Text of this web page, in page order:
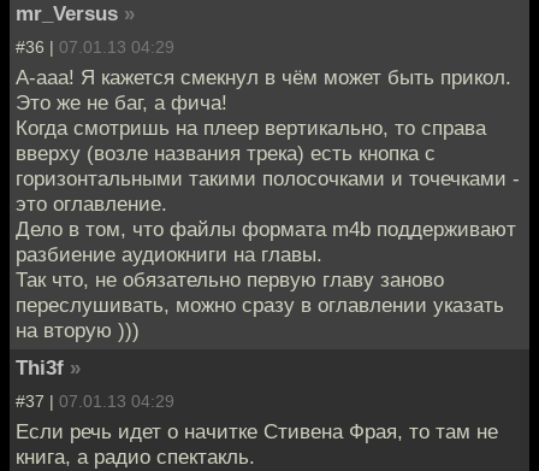
mr_Versus »
#36 | 07.01.13 04:29
А-ааа! Я кажется смекнул в чём может быть прикол.
Это же не баг, а фича!
Когда смотришь на плеер вертикально, то справа
вверху (возле названия трека) есть кнопка с
горизонтальными такими полосочками и точечками -
это оглавление.
Дело в том, что файлы формата m4b поддерживают
разбиение аудиокниги на главы.
Так что, не обязательно первую главу заново
переслушивать, можно сразу в оглавлении указать
на вторую )))
Thi3f »
#37 | 07.01.13 04:29
Если речь идет о начитке Стивена Фрая, то там не
книга, а радио спектакль.